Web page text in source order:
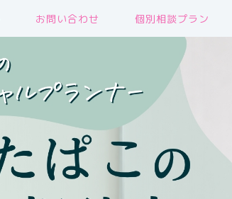
お問い合わせ 個別相談プラン